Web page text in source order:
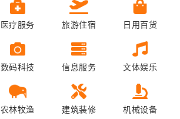
医疗服务 旅游住宿 日用百货
数码科技 信息服务 文体娱乐
农林牧渔 建筑装修 机械设备